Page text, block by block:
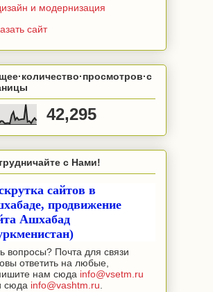
и модернизация
сайт
42,295
с Нами!
сайтов в
продвижение
Ашхабад
вопросы? Почта для связи
ответить на любые,
нам сюда info@vsetm.ru
сюда info@vashtm.ru